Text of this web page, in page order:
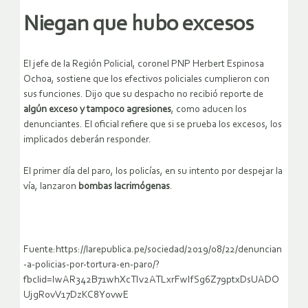
Niegan que hubo excesos
El jefe de la Región Policial, coronel PNP Herbert Espinosa
Ochoa, sostiene que los efectivos policiales cumplieron con
sus funciones. Dijo que su despacho no recibió reporte de
algún exceso y tampoco agresiones, como aducen los
denunciantes. El oficial refiere que si se prueba los excesos, los
implicados deberán responder.
El primer día del paro, los policías, en su intento por despejar la
vía, lanzaron bombas lacrimógenas.
Fuente:https://larepublica.pe/sociedad/2019/08/22/denuncian
-a-policias-por-tortura-en-paro/?
fbclid=IwAR342B71whXcTIv2ATLxrFwIfSg6Z79ptxDsUADO
UjgRovV17DzKC8Y0vwE